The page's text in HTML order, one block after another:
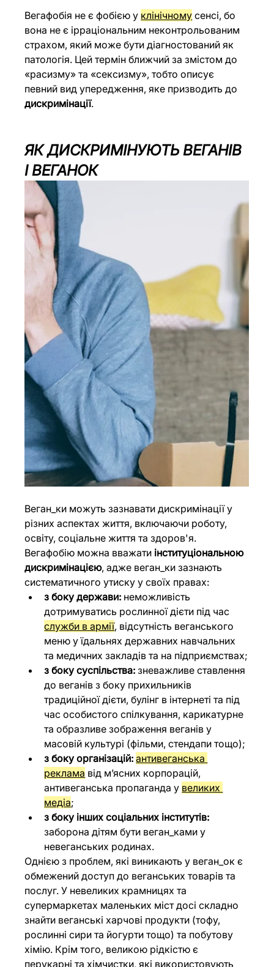
Вегафобія не є фобією у клінічному сенсі, бо
вона не є ірраціональним неконтрольованим
страхом, який може бути діагностований як
патологія. Цей термін ближчий за змістом до
«расизму» та «сексизму», тобто описує
певний вид упередження, яке призводить до
дискримінації.
ЯК ДИСКРИМІНУЮТЬ ВЕГАНІВ
І ВЕГАНОК
Веган_ки можуть зазнавати дискримінації у
різних аспектах життя, включаючи роботу,
освіту, соціальне життя та здоров'я.
Вегафобію можна вважати інституціональною
дискримінацією, адже веган_ки зазнають
систематичного утиску у своїх правах:
з боку держави: неможливість
дотримуватись рослинної дієти під час
служби в армії, відсутність веганського
меню у їдальнях державних навчальних
та медичних закладів та на підприємствах;
з боку суспільства: зневажливе ставлення
до веганів з боку прихильників
традиційної дієти, булінг в інтернеті та під
час особистого спілкування, карикатурне
та образливе зображення веганів у
масовій культурі (фільми, стендапи тощо);
з боку організацій: антивеганська
реклама від м’ясних корпорацій,
антивеганська пропаганда у великих
медіа;
з боку інших соціальних інститутів:
заборона дітям бути веган_ками у
невеганських родинах.
Однією з проблем, які виникають у веган_ок є
обмежений доступ до веганських товарів та
послуг. У невеликих крамницях та
супермаркетах маленьких міст досі складно
знайти веганські харчові продукти (тофу,
рослинні сири та йогурти тощо) та побутову
хімію. Крім того, великою рідкістю є
перукарні та хімчистки, які використовують